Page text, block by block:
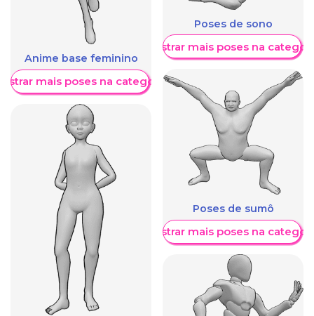
Anime base feminino
mais poses na categoria
Poses de sono
Mostrar mais poses na
Poses de sumô
Mostrar mais poses na